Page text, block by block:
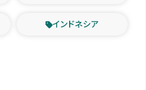
インドネシア